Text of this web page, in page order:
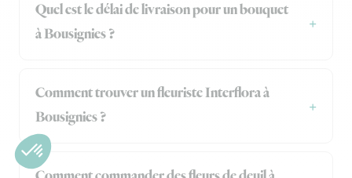
Quel est le délai de livraison pour un bouquet
à Bousignies ?
Comment trouver un fleuriste Interflora à
Bousignies ?